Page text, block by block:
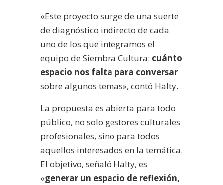
«Este proyecto surge de una suerte
de diagnóstico indirecto de cada
uno de los que integramos el
equipo de Siembra Cultura: cuánto
espacio nos falta para conversar
sobre algunos temas», contó Halty.
La propuesta es abierta para todo
público, no solo gestores culturales
profesionales, sino para todos
aquellos interesados en la temática.
El objetivo, señaló Halty, es
«generar un espacio de reflexión,